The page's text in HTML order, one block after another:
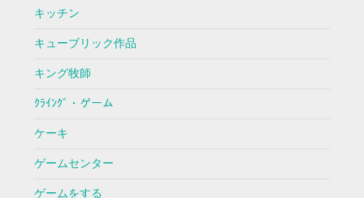
キッチン
キューブリック作品
キング牧師
ｸﾗｲﾝｸﾞ・ゲーム
ケーキ
ゲームセンター
ゲームをする